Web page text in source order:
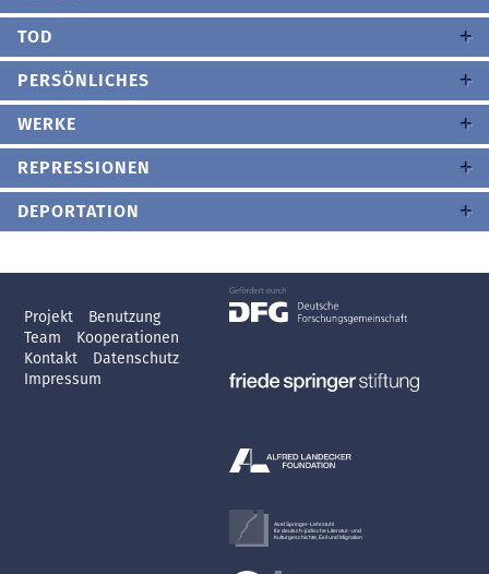
TOD
PERSÖNLICHES
WERKE
REPRESSIONEN
DEPORTATION
Projekt
Benutzung
Team
Kooperationen
Kontakt
Datenschutz
Impressum
Axel Springer-Lehrstuhl
für deutsch-jüdische Literatur- und
Kulturgeschichte, Exil und Migration